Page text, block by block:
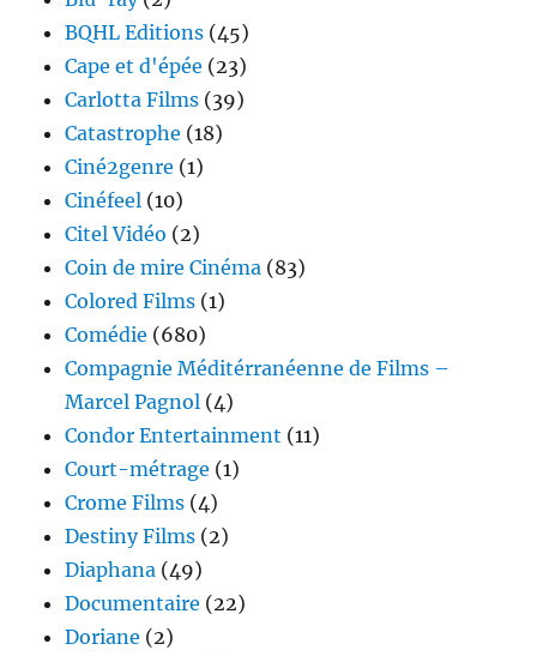
BQHL Editions (45)
Cape et d'épée (23)
Carlotta Films (39)
Catastrophe (18)
Ciné2genre (1)
Cinéfeel (10)
Citel Vidéo (2)
Coin de mire Cinéma (83)
Colored Films (1)
Comédie (680)
Compagnie Méditérranéenne de Films –
Marcel Pagnol (4)
Condor Entertainment (11)
Court-métrage (1)
Crome Films (4)
Destiny Films (2)
Diaphana (49)
Documentaire (22)
Doriane (2)